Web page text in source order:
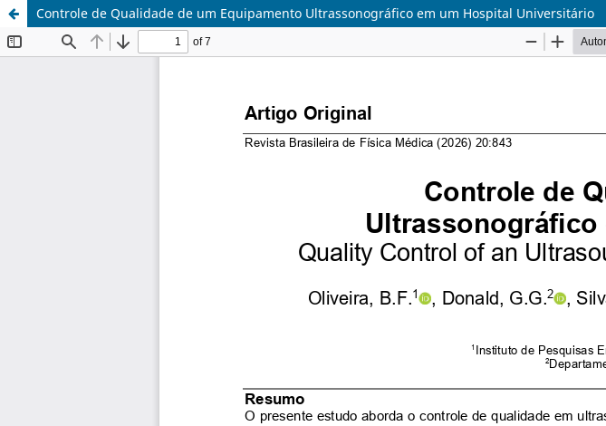
Controle de Qualidade de um Equipamento Ultrassonográfico em um Hospital Universitário